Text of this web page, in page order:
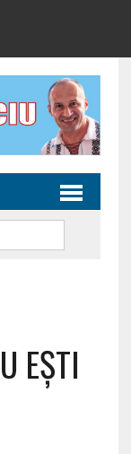
EȘTI